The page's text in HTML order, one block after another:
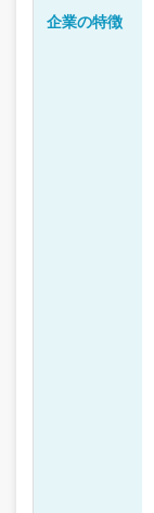
企業の特徴